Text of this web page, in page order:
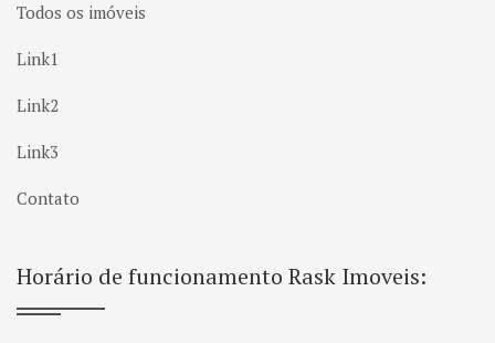
Todos os imóveis
Link1
Link2
Link3
Contato
Horário de funcionamento Rask Imoveis: